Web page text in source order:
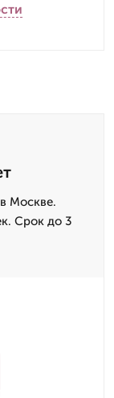
Москве.
Срок до 3